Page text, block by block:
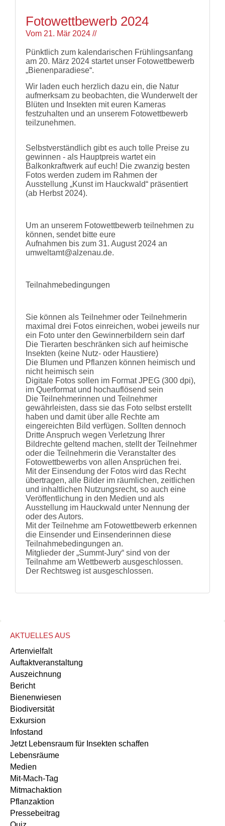
Fotowettbewerb 2024
Vom 21. Mär 2024 //
Pünktlich zum kalendarischen Frühlingsanfang
am 20. März 2024 startet unser Fotowettbewerb
„Bienenparadiese“.
Wir laden euch herzlich dazu ein, die Natur
aufmerksam zu beobachten, die Wunderwelt der
Blüten und Insekten mit euren Kameras
festzuhalten und an unserem Fotowettbewerb
teilzunehmen.
Selbstverständlich gibt es auch tolle Preise zu
gewinnen - als Hauptpreis wartet ein
Balkonkraftwerk auf euch! Die zwanzig besten
Fotos werden zudem im Rahmen der
Ausstellung „Kunst im Hauckwald“ präsentiert
(ab Herbst 2024).
Um an unserem Fotowettbewerb teilnehmen zu
können, sendet bitte eure
Aufnahmen bis zum 31. August 2024 an
umweltamt@alzenau.de.
Teilnahmebedingungen
Sie können als Teilnehmer oder Teilnehmerin
maximal drei Fotos einreichen, wobei jeweils nur
ein Foto unter den Gewinnerbildern sein darf
Die Tierarten beschränken sich auf heimische
Insekten (keine Nutz- oder Haustiere)
Die Blumen und Pflanzen können heimisch und
nicht heimisch sein
Digitale Fotos sollen im Format JPEG (300 dpi),
im Querformat und hochauflösend sein
Die Teilnehmerinnen und Teilnehmer
gewährleisten, dass sie das Foto selbst erstellt
haben und damit über alle Rechte am
eingereichten Bild verfügen. Sollten dennoch
Dritte Anspruch wegen Verletzung Ihrer
Bildrechte geltend machen, stellt der Teilnehmer
oder die Teilnehmerin die Veranstalter des
Fotowettbewerbs von allen Ansprüchen frei.
Mit der Einsendung der Fotos wird das Recht
übertragen, alle Bilder im räumlichen, zeitlichen
und inhaltlichen Nutzungsrecht, so auch eine
Veröffentlichung in den Medien und als
Ausstellung im Hauckwald unter Nennung der
oder des Autors.
Mit der Teilnehme am Fotowettbewerb erkennen
die Einsender und Einsenderinnen diese
Teilnahmebedingungen an.
Mitglieder der „Summt-Jury“ sind von der
Teilnahme am Wettbewerb ausgeschlossen.
Der Rechtsweg ist ausgeschlossen.
AKTUELLES AUS
Artenvielfalt
Auftaktveranstaltung
Auszeichnung
Bericht
Bienenwiesen
Biodiversität
Exkursion
Infostand
Jetzt Lebensraum für Insekten schaffen
Lebensräume
Medien
Mit-Mach-Tag
Mitmachaktion
Pflanzaktion
Pressebeitrag